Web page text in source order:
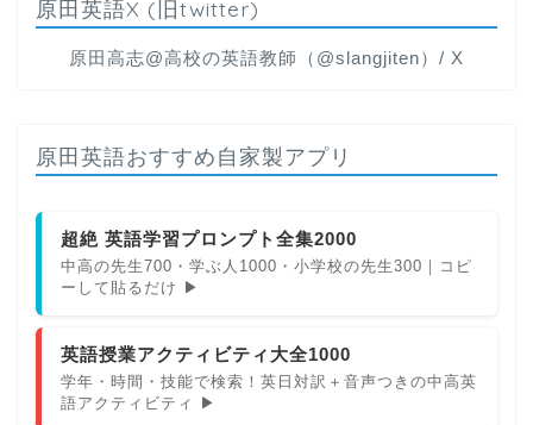
原田英語X (旧twitter)
原田高志@高校の英語教師（@slangjiten）/ X
原田英語おすすめ自家製アプリ
超絶 英語学習プロンプト全集2000
中高の先生700・学ぶ人1000・小学校の先生300｜コピ
ーして貼るだけ ▶
英語授業アクティビティ大全1000
学年・時間・技能で検索！英日対訳＋音声つきの中高英
語アクティビティ ▶